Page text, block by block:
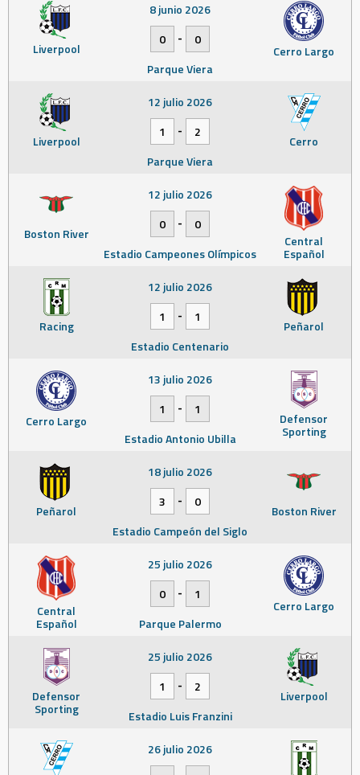
Liverpool Cerro Largo
8 junio 2026
0
-
0
Parque Viera
Liverpool Cerro
12 julio 2026
1
-
2
Parque Viera
Boston River Central
Español
12 julio 2026
0
-
0
Estadio Campeones Olímpicos
Racing Peñarol
12 julio 2026
1
-
1
Estadio Centenario
Cerro Largo Defensor
Sporting
13 julio 2026
1
-
1
Estadio Antonio Ubilla
Peñarol Boston River
18 julio 2026
3
-
0
Estadio Campeón del Siglo
Central
Español
Cerro Largo
25 julio 2026
0
-
1
Parque Palermo
Defensor
Sporting
Liverpool
25 julio 2026
1
-
2
Estadio Luis Franzini
26 julio 2026